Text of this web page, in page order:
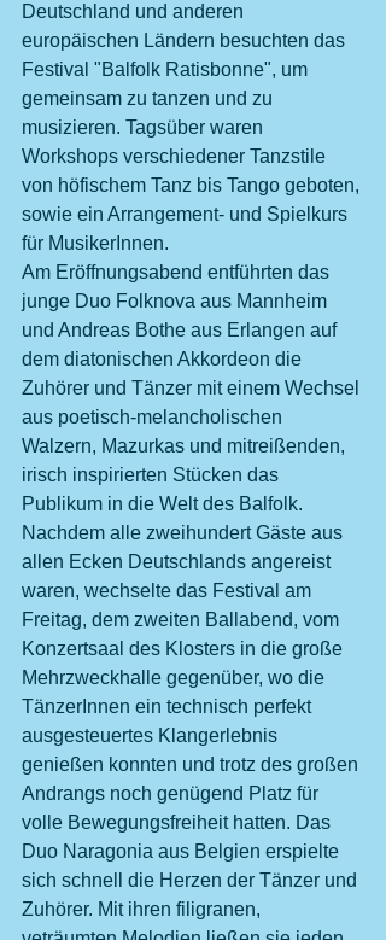
Deutschland und anderen
europäischen Ländern besuchten das
Festival "Balfolk Ratisbonne", um
gemeinsam zu tanzen und zu
musizieren. Tagsüber waren
Workshops verschiedener Tanzstile
von höfischem Tanz bis Tango geboten,
sowie ein Arrangement- und Spielkurs
für MusikerInnen.
Am Eröffnungsabend entführten das
junge Duo Folknova aus Mannheim
und Andreas Bothe aus Erlangen auf
dem diatonischen Akkordeon die
Zuhörer und Tänzer mit einem Wechsel
aus poetisch-melancholischen
Walzern, Mazurkas und mitreißenden,
irisch inspirierten Stücken das
Publikum in die Welt des Balfolk.
Nachdem alle zweihundert Gäste aus
allen Ecken Deutschlands angereist
waren, wechselte das Festival am
Freitag, dem zweiten Ballabend, vom
Konzertsaal des Klosters in die große
Mehrzweckhalle gegenüber, wo die
TänzerInnen ein technisch perfekt
ausgesteuertes Klangerlebnis
genießen konnten und trotz des großen
Andrangs noch genügend Platz für
volle Bewegungsfreiheit hatten. Das
Duo Naragonia aus Belgien erspielte
sich schnell die Herzen der Tänzer und
Zuhörer. Mit ihren filigranen,